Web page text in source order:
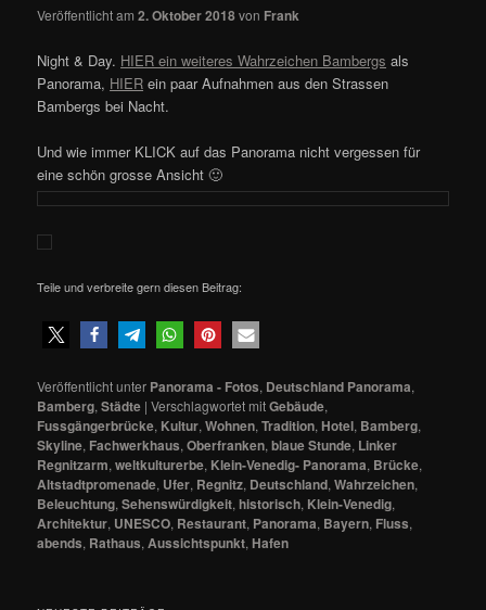
Veröffentlicht am2. Oktober 2018von Frank
Night & Day. HIER ein weiteres Wahrzeichen Bambergs als
Panorama, HIER ein paar Aufnahmen aus den Strassen
Bambergs bei Nacht.
Und wie immer KLICK auf das Panorama nicht vergessen für
eine schön grosse Ansicht 🙂
Teile und verbreite gern diesen Beitrag:
Veröffentlicht unter Panorama - Fotos, Deutschland Panorama,
Bamberg,Städte |Verschlagwortet mitGebäude,
Fussgängerbrücke, Kultur,Wohnen,Tradition, Hotel, Bamberg,
Skyline, Fachwerkhaus,Oberfranken,blaue Stunde, Linker
Regnitzarm,weltkulturerbe, Klein-Venedig- Panorama, Brücke,
Altstadtpromenade, Ufer, Regnitz, Deutschland,Wahrzeichen,
Beleuchtung,Sehenswürdigkeit,historisch, Klein-Venedig,
Architektur, UNESCO, Restaurant, Panorama, Bayern, Fluss,
abends, Rathaus, Aussichtspunkt, Hafen